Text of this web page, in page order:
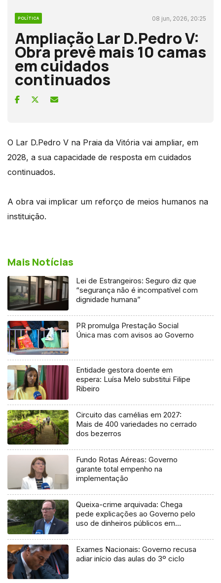
POLÍTICA 08 jun, 2026, 20:25
Ampliação Lar D.Pedro V:
Obra prevê mais 10 camas
em cuidados
continuados
O Lar D.Pedro V na Praia da Vitória vai ampliar, em
2028, a sua capacidade de resposta em cuidados
continuados.
A obra vai implicar um reforço de meios humanos na
instituição.
Mais Notícias
Lei de Estrangeiros: Seguro diz que
“segurança não é incompatível com
dignidade humana”
PR promulga Prestação Social
Única mas com avisos ao Governo
Entidade gestora doente em
espera: Luísa Melo substitui Filipe
Ribeiro
Circuito das camélias em 2027:
Mais de 400 variedades no cerrado
dos bezerros
Fundo Rotas Aéreas: Governo
garante total empenho na
implementação
Queixa-crime arquivada: Chega
pede explicações ao Governo pelo
uso de dinheiros públicos em
Exames Nacionais: Governo recusa
adiar início das aulas do 3º ciclo